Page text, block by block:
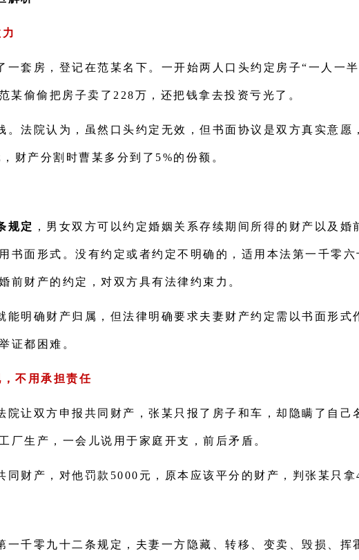
一套房，登记在范某名下。一开始两人口头约定房子“一人一
某偷偷把房子卖了228万，还把钱拿去投资亏光了。
。法院认为，虽然口头约定无效，但书面协议是双方真实意愿
财产分割时曹某多分到了5%的份额。
规定 ，男女双方可以约定婚姻关系存续期间所得的财产以及
书面形式。没有约定或者约定不明确的，适用本法第一千零
前财产的约定，对双方具有法律约束力。
能明确财产归属，但法律明确要求夫妻财产约定需以书面形式
证都困难。
不用承担责任
院让双方申报共同财产，张某只报了房子和车，却隐瞒了自己
厂生产，一会儿说用于家庭开支，前后矛盾。
同财产，对他罚款5000元，原本应该平分的财产，判张某只拿
一千零九十二条规定，夫妻一方隐藏、转移、变卖、毁损、挥